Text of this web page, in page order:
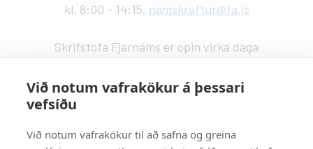
Við notum vafrakökur á þessari
vefsíðu
Við notum vafrakökur til að safna og greina
kl. 8:00 - 14:15. namskraftur@fa.is
Skrifstofa Fjarnáms er opin virka daga